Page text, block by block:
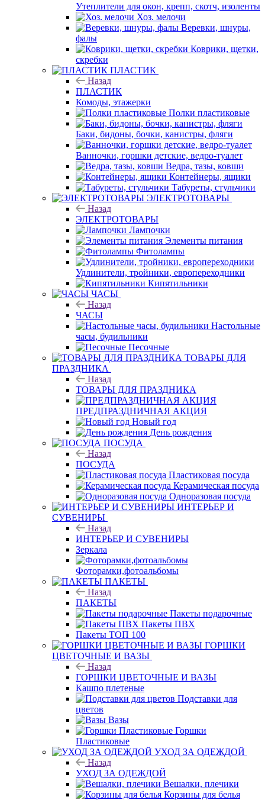
Утеплители для окон, крепп, скотч, изоленты
Хоз. мелочи
Веревки, шнуры,
фалы
Коврики, щетки,
скребки
ПЛАСТИК
Назад
ПЛАСТИК
Комоды, этажерки
Полки пластиковые
Баки, бидоны, бочки, канистры, фляги
Ванночки, горшки детские, ведро-туалет
Ведра, тазы, ковши
Контейнеры, ящики
Табуреты, стульчики
ЭЛЕКТРОТОВАРЫ
Назад
ЭЛЕКТРОТОВАРЫ
Лампочки
Элементы питания
Фитолампы
Удлинители, тройники, европереходники
Кипятильники
ЧАСЫ
Назад
ЧАСЫ
Настольные
часы, будильники
Песочные
ТОВАРЫ ДЛЯ
ПРАЗДНИКА
Назад
ТОВАРЫ ДЛЯ ПРАЗДНИКА
ПРЕДПРАЗДНИЧНАЯ АКЦИЯ
Новый год
День рождения
ПОСУДА
Назад
ПОСУДА
Пластиковая посуда
Керамическая посуда
Одноразовая посуда
ИНТЕРЬЕР И
СУВЕНИРЫ
Назад
ИНТЕРЬЕР И СУВЕНИРЫ
Зеркала
Фоторамки,фотоальбомы
ПАКЕТЫ
Назад
ПАКЕТЫ
Пакеты подарочные
Пакеты ПВХ
Пакеты ТОП 100
ГОРШКИ
ЦВЕТОЧНЫЕ И ВАЗЫ
Назад
ГОРШКИ ЦВЕТОЧНЫЕ И ВАЗЫ
Кашпо плетеные
Подставки для
цветов
Вазы
Горшки
Пластиковые
УХОД ЗА ОДЕЖДОЙ
Назад
УХОД ЗА ОДЕЖДОЙ
Вешалки, плечики
Корзины для белья